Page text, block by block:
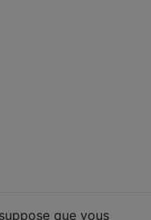
que vous